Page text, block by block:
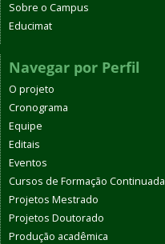
Sobre o Campus
Educimat
Navegar por Perfil
O projeto
Cronograma
Equipe
Editais
Eventos
Cursos de Formação Continuada
Projetos Mestrado
Projetos Doutorado
Produção acadêmica